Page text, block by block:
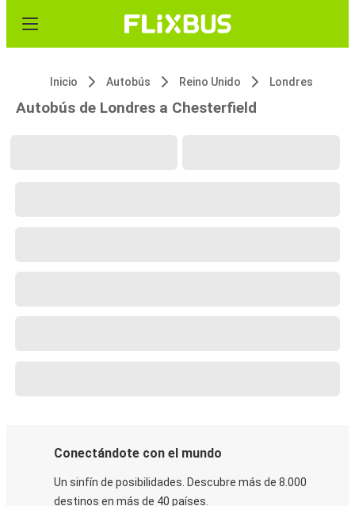
Inicio Autobús Reino Unido Londres
Autobús de Londres a Chesterfield
Conectándote con el mundo
Un sinfín de posibilidades. Descubre más de 8.000
destinos en más de 40 países.